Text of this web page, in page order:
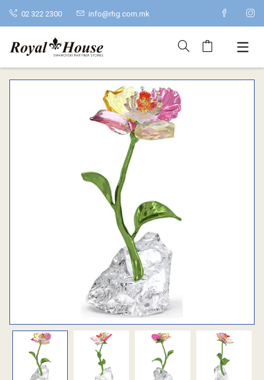
02 322 2300 info@rhg.com.mk